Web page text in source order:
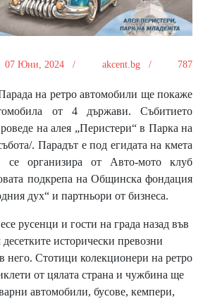
07 Юни, 2024 / akcent.bg / 787
на ретро автомобили ще покаже
от 4 държави. Събитието
на алея „Перистери“ в Парка на
. Парадът e под егидата на кмета
организира от Авто-мото клуб
подкрепа на Общинска фондация
дух“ и партньори от бизнеса.
русенци и гости на града назад във
исторически превозни
него. Стотици колекционери на ретро
от цялата страна и чужбина ще
автомобили, бусове, кемпери,